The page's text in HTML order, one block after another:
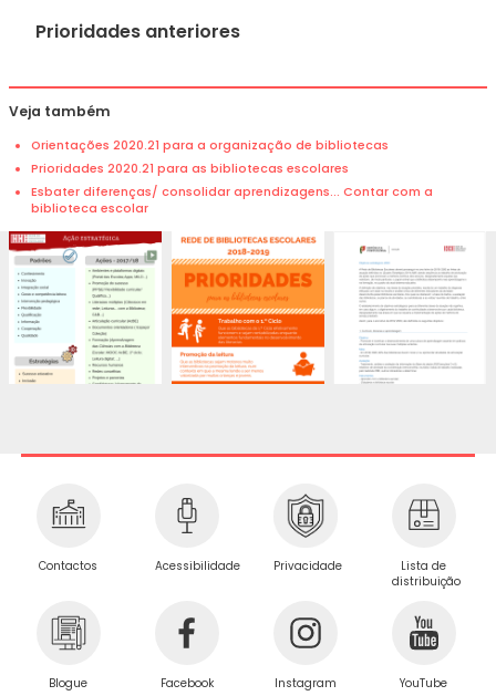
Prioridades anteriores
Veja também
Orientações 2020.21 para a organização de bibliotecas
Prioridades 2020.21 para as bibliotecas escolares
Esbater diferenças/ consolidar aprendizagens... Contar com a
biblioteca escolar
Contactos Acessibilidade Privacidade
Lista de
distribuição
Blogue Facebook Instagram YouTube